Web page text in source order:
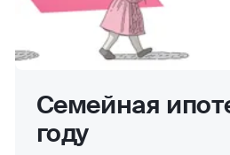
Семейная
году